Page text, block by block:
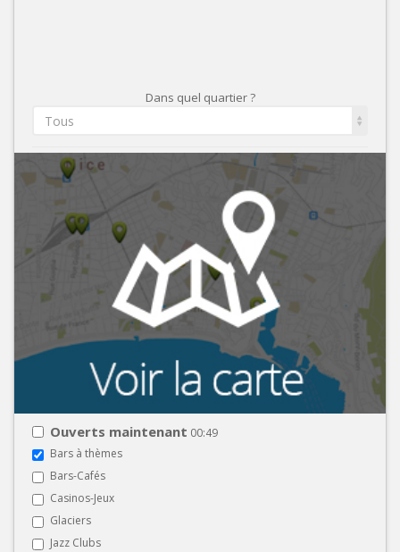
Dans quel quartier ?
Tous
Ouverts maintenant 00:49
Bars à thèmes
Bars-Cafés
Casinos-Jeux
Glaciers
Jazz Clubs